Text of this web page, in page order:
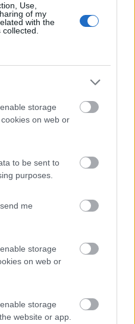
Use,
of my
with the
storage
on web or
to be sent to
purposes.
me
storage
on web or
storage
website or app.
nuovo pagherai iva intera se
differenza se hai già pagato il
quel mezzo con i
quel mezzo con i documenti